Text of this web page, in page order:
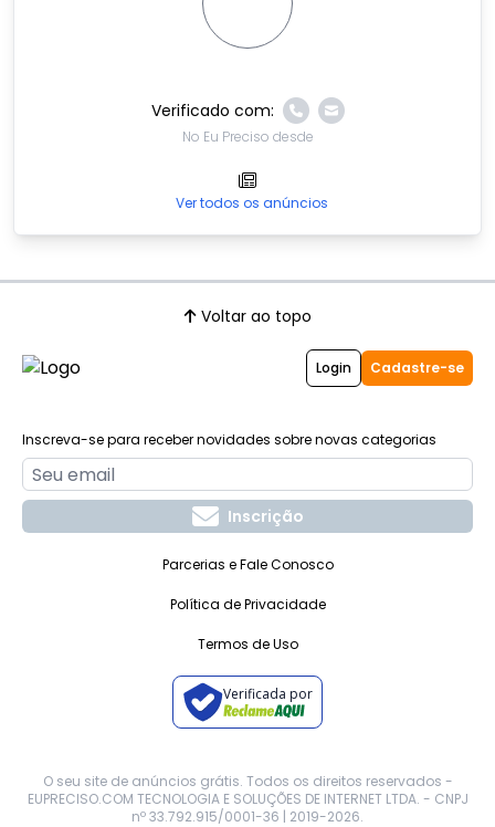
Verificado com:
No Eu Preciso desde
Ver todos os anúncios
Voltar ao topo
Login Cadastre-se
Inscreva-se para receber novidades sobre novas categorias
Inscrição
Parcerias e Fale Conosco
Política de Privacidade
Termos de Uso
Verificada por
O seu site de anúncios grátis. Todos os direitos reservados -
EUPRECISO.COM TECNOLOGIA E SOLUÇÕES DE INTERNET LTDA. - CNPJ
nº 33.792.915/0001-36 | 2019-2026.